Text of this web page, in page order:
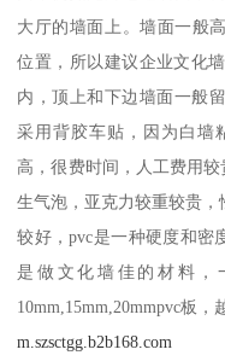
大厅的墙面上。墙面一般
位置，所以建议企业文化
内，顶上和下边墙面一般
采用背胶车贴，因为白墙
高，很费时间，人工费用
生气泡，亚克力较重较贵
较好，pvc是一种硬度和密
是做文化墙佳的材料，
10mm,15mm,20mmpvc板，
m.szsctgg.b2b168.com